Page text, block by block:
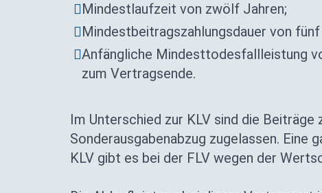
Mindestlaufzeit von zwölf Jahren;
Mindestbeitragszahlungsdauer von
Anfängliche Mindesttodesfallleistung
zum Vertragsende.
Im Unterschied zur KLV sind die Beiträge
Sonderausgabenabzug zugelassen. Eine
KLV gibt es bei der FLV wegen der